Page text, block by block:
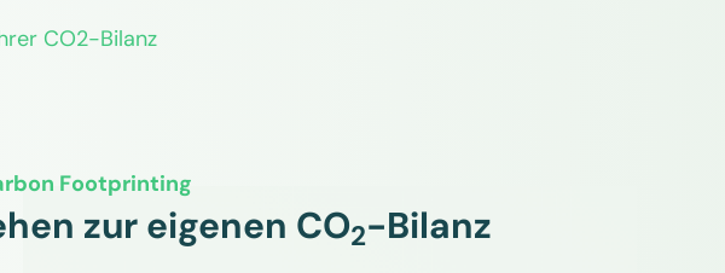
CO2-Bilanz
Footprinting
zur eigenen CO2-Bilanz